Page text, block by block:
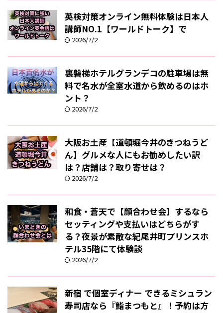
英検対策オンライン無料体験は日本人
講師NO.1【ワールドトーク】で
2026/7/2
裏磐梯ホテルグランデコの駐車場は無
料で名水が全室水道から飲めるのはホ
ント？
2026/7/2
大阪お土産【道頓堀今井のきつねうど
ん】グルメな人にもお勧めしたい訳
は？店舗は？取り寄せは？
2026/7/2
和食・蒼天で【顔合わせ会】するなら
セッティングや支払いはどちらがす
る？夜景が素敵な紀尾井町プリンスホ
テル35階にて体験談
2026/7/2
新宿 で個室ディナー できるミシュラン
寿司店なら『鮨まつもと』！予約は方